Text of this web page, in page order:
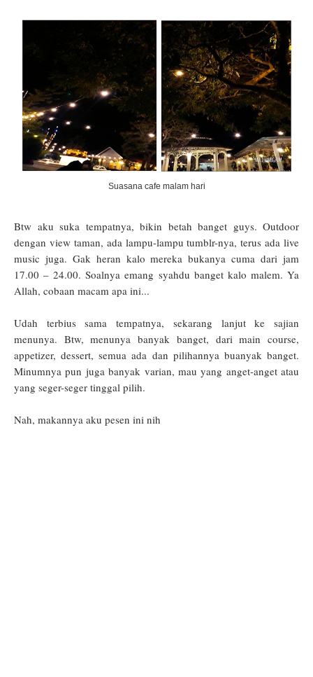
Suasana cafe malam hari
Btw aku suka tempatnya, bikin betah banget guys. Outdoor
dengan view taman, ada lampu-lampu tumblr-nya, terus ada live
music juga. Gak heran kalo mereka bukanya cuma dari jam
17.00 – 24.00. Soalnya emang syahdu banget kalo malem. Ya
Allah, cobaan macam apa ini...
Udah terbius sama tempatnya, sekarang lanjut ke sajian
menunya. Btw, menunya banyak banget, dari main course,
appetizer, dessert, semua ada dan pilihannya buanyak banget.
Minumnya pun juga banyak varian, mau yang anget-anget atau
yang seger-seger tinggal pilih.
Nah, makannya aku pesen ini nih